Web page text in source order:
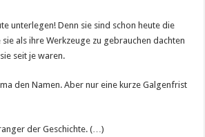
unterlegen! Denn sie sind schon heute die
als ihre Werkzeuge zu gebrauchen dachten
seit je waren.
den Namen. Aber nur eine kurze Galgenfrist
der Geschichte. (…)